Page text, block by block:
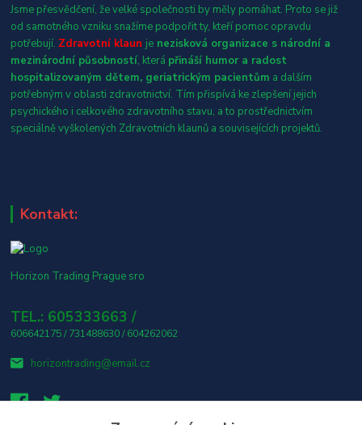
Jsme přesvědčení, že velké společnosti by měly pomáhat. Proto se již
od samotného vzniku snažíme podpořit ty, kteří pomoc opravdu
potřebují. Zdravotní klaun je nezisková organizace s národní a
mezinárodní působností, která přináší humor a radost
hospitalizovaným dětem, geriatrickým pacientům a dalším
potřebným v oblasti zdravotnictví. Tím přispívá ke zlepšení jejich
psychického i celkového zdravotního stavu, a to prostřednictvím
speciálně vyškolených Zdravotních klaunů a souvisejících projektů.
Kontakt:
Horizon Trading Prague sro
TEL.: 605333663 /
606642175 / 731488630 / 604262062
horizontrading@email.cz